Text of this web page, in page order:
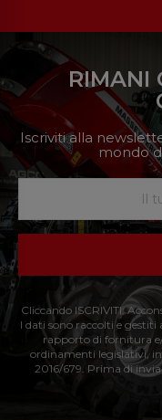
RIMANI
Iscriviti alla
mondo
Cliccando ISCRIVITI:
I dati sono raccolti e gestiti
rapporto di fornitura
ordinamenti legislativi,
2016/679. Prima di